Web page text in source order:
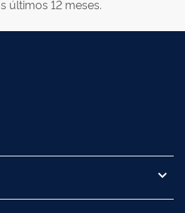
últimos 12 meses.